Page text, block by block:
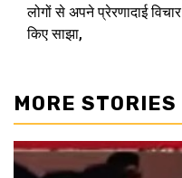
लोगों से अपने प्रेरणादाई विचार
किए साझा,
MORE STORIES